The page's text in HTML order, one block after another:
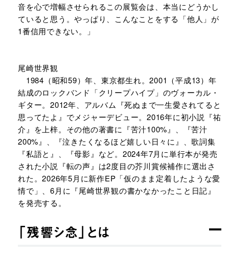
音を心で増幅させられるこの展覧会は、本当にどうかし
ていると思う。やっぱり、こんなことをする「他人」が
1番信用できない。」
尾崎世界観
1984（昭和59）年、東京都生れ。2001（平成13）年
結成のロックバンド「クリープハイプ」のヴォーカル・
ギター。2012年、アルバム『死ぬまで一生愛されてると
思ってたよ』でメジャーデビュー。2016年に初小説『祐
介』を上梓。その他の著書に『苦汁100%』、『苦汁
200%』、『泣きたくなるほど嬉しい日々に』、歌詞集
『私語と』、『母影』など。2024年7月に単行本が発売
された小説『転の声』は2度目の芥川賞候補作に選出さ
れた。2026年5月に新作EP「仮のまま定着したような愛
情で」、6月に『尾崎世界観の書かなかったこと日記』
を発売する。
「残響シ念」とは